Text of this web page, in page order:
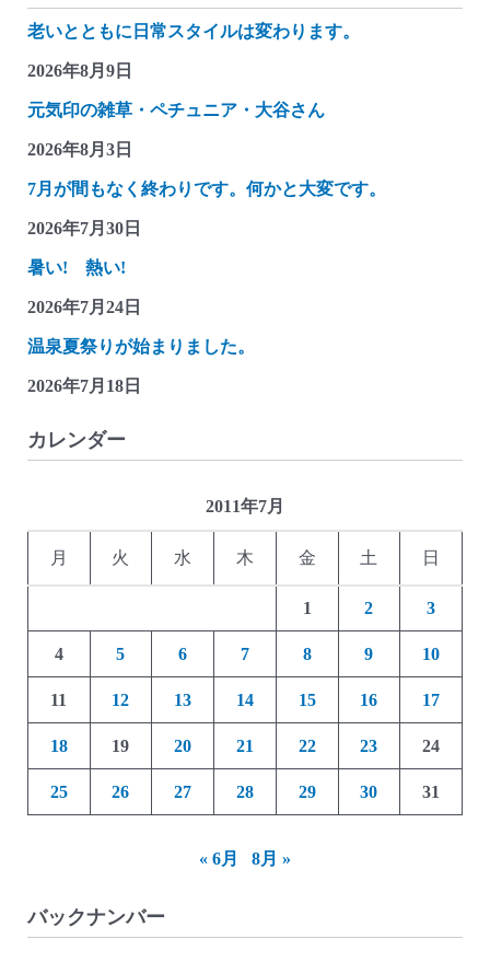
老いとともに日常スタイルは変わります。
2026年8月9日
元気印の雑草・ペチュニア・大谷さん
2026年8月3日
7月が間もなく終わりです。何かと大変です。
2026年7月30日
暑い! 熱い!
2026年7月24日
温泉夏祭りが始まりました。
2026年7月18日
カレンダー
2011年7月
月 火 水 木 金 土 日
1 2 3
4 5 6 7 8 9 10
11 12 13 14 15 16 17
18 19 20 21 22 23 24
25 26 27 28 29 30 31
« 6月 8月 »
バックナンバー